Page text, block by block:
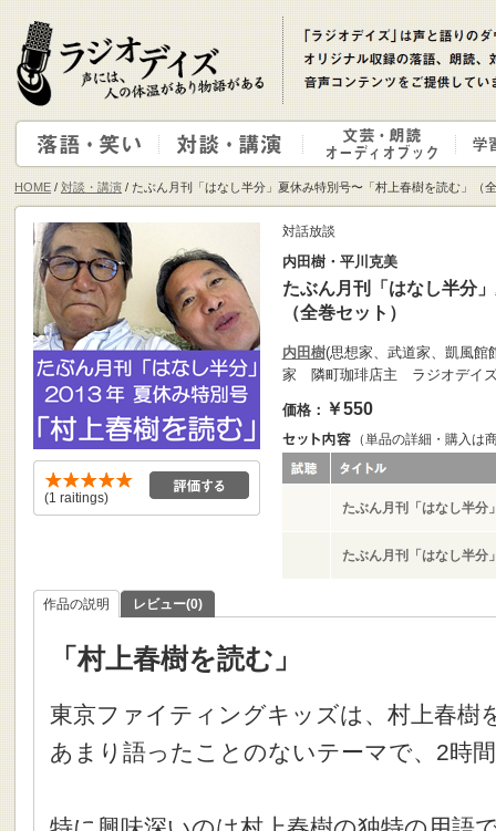
HOME / 対談・講演 / たぶん月刊「はなし半分」夏休み特別号〜「村上春樹を読む」（
(1 raitings)
対話放談
内田樹・平川克美
たぶん月刊「はなし半分
（全巻セット）
内田樹(思想家、武道家、凱風
家 隣町珈琲店主 ラジオデイズ
価格： ￥550
（単品の詳細・購入は
たぶん月刊「はなし半
たぶん月刊「はなし半
作品の説明 レビュー(0)
「村上春樹を読む」
東京ファイティングキッズは、村上春樹
あまり語ったことのないテーマで、2時